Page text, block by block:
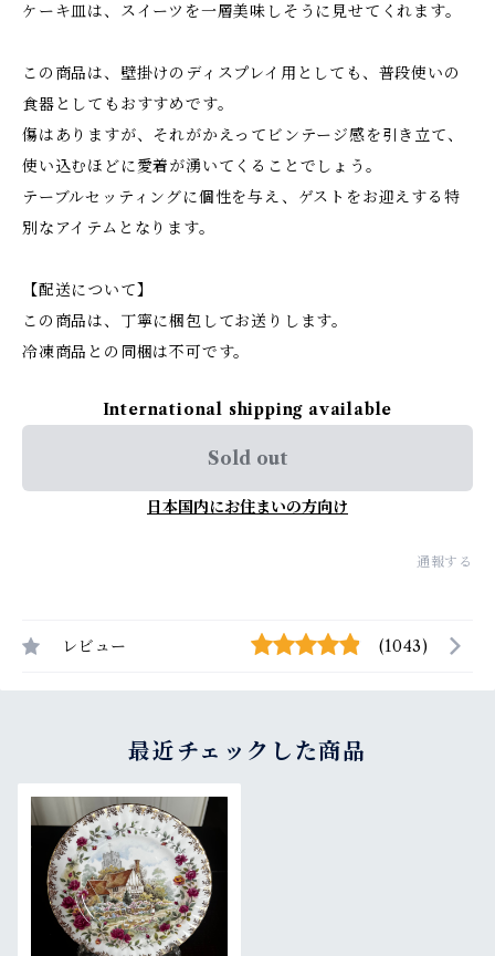
ケーキ皿は、スイーツを一層美味しそうに見せてくれます。
この商品は、壁掛けのディスプレイ用としても、普段使いの
食器としてもおすすめです。
傷はありますが、それがかえってビンテージ感を引き立て、
使い込むほどに愛着が湧いてくることでしょう。
テーブルセッティングに個性を与え、ゲストをお迎えする特
別なアイテムとなります。
【配送について】
この商品は、丁寧に梱包してお送りします。
冷凍商品との同梱は不可です。
International shipping available
Sold out
日本国内にお住まいの方向け
通報する
レビュー (1043)
最近チェックした商品